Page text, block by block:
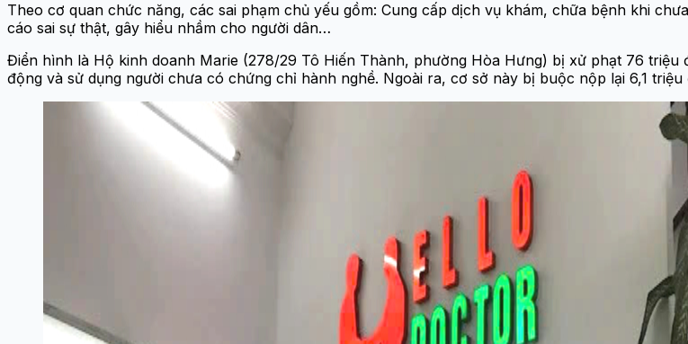
Theo cơ quan chức năng, các sai phạm chủ yếu gồm: Cung cấp dịch vụ khám, chữa bệnh khi
cáo sai sự thật, gây hiểu nhầm cho người dân…
Điển hình là Hộ kinh doanh Marie (278/29 Tô Hiến Thành, phường Hòa Hưng) bị xử phạt 76
động và sử dụng người chưa có chứng chỉ hành nghề. Ngoài ra, cơ sở này bị buộc nộp lại 6,1